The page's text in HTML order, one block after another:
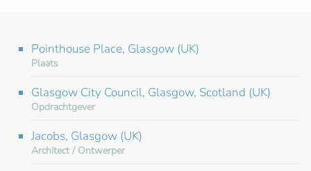
Pointhouse Place, Glasgow (UK)
Plaats
Glasgow City Council, Glasgow, Scotland (UK)
Opdrachtgever
Jacobs, Glasgow (UK)
Architect / Ontwerper